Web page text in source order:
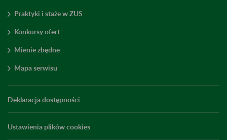
Praktyki i staże w ZUS
Konkursy ofert
Mienie zbędne
Mapa serwisu
Deklaracja dostępności
Ustawienia plików cookies